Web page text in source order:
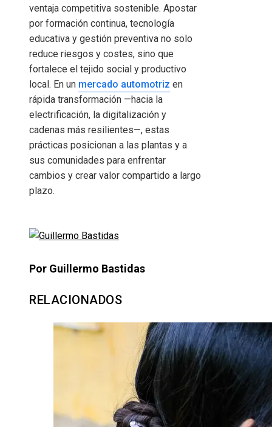
ventaja competitiva sostenible. Apostar
por formación continua, tecnología
educativa y gestión preventiva no solo
reduce riesgos y costes, sino que
fortalece el tejido social y productivo
local. En un mercado automotriz en
rápida transformación —hacia la
electrificación, la digitalización y
cadenas más resilientes—, estas
prácticas posicionan a las plantas y a
sus comunidades para enfrentar
cambios y crear valor compartido a largo
plazo.
Por Guillermo Bastidas
RELACIONADOS